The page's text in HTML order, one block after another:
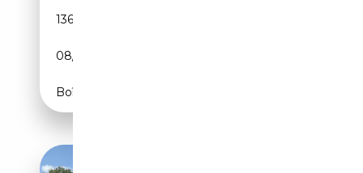
136 722 km
08/2008
Boîte automatique